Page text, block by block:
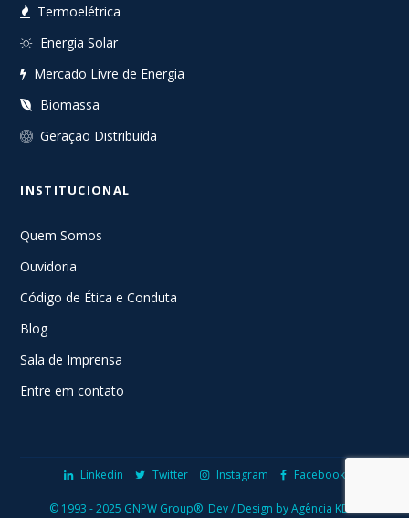
Termoelétrica
Energia Solar
Mercado Livre de Energia
Biomassa
Geração Distribuída
INSTITUCIONAL
Quem Somos
Ouvidoria
Código de Ética e Conduta
Blog
Sala de Imprensa
Entre em contato
Linkedin Twitter Instagram Facebook
© 1993 - 2025 GNPW Group®. Dev / Design by Agência KDGI